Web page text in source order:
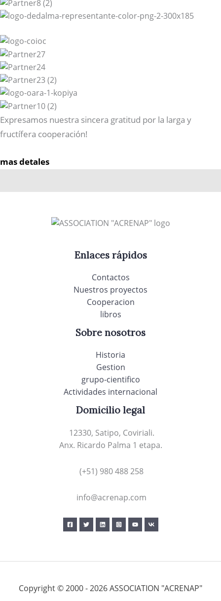
Expresamos nuestra sincera gratitud por la larga y
fructífera cooperación!
mas detales
Enlaces rápidos
Contactos
Nuestros proyectos
Cooperacion
libros
Sobre nosotros
Historia
Gestion
grupo-cientifico
Actividades internacional
Domicilio legal
12330, Satipo, Coviriali.
Anx. Ricardo Palma 1 etapa.
(+51) 980 488 258
info@acrenap.com
Copyright © 2000 - 2026 ASSOCIATION "ACRENAP"